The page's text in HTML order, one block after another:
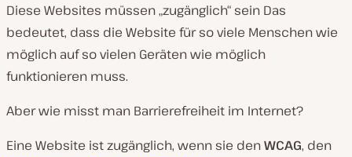
Diese Websites müssen „zugänglich“ sein Das
bedeutet, dass die Website für so viele Menschen wie
möglich auf so vielen Geräten wie möglich
funktionieren muss.
Aber wie misst man Barrierefreiheit im Internet?
Eine Website ist zugänglich, wenn sie denWCAG, den